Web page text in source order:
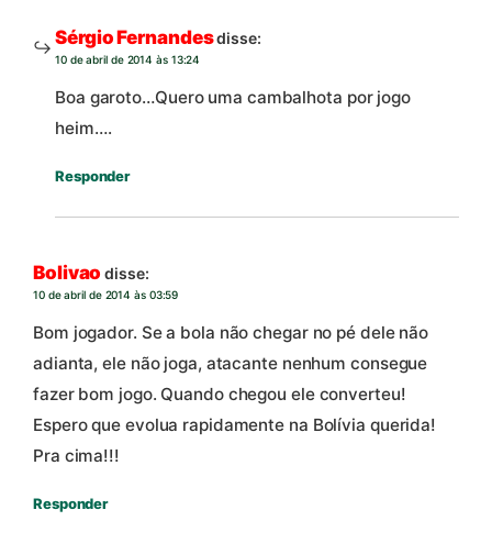
Sérgio Fernandesdisse:
10 de abril de 2014 às 13:24
Boa garoto…Quero uma cambalhota por jogo
heim….
Responder
Bolivao disse:
10 de abril de 2014 às 03:59
Bom jogador. Se a bola não chegar no pé dele não
adianta, ele não joga, atacante nenhum consegue
fazer bom jogo. Quando chegou ele converteu!
Espero que evolua rapidamente na Bolívia querida!
Pra cima!!!
Responder